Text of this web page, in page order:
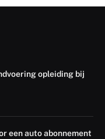
opleiding bij
een auto abonnement